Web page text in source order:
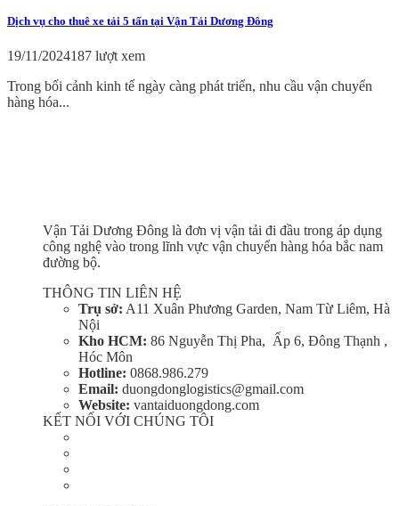
Dịch vụ cho thuê xe tải 5 tấn tại Vận Tải Dương Đông
19/11/2024187 lượt xem
Trong bối cảnh kinh tế ngày càng phát triển, nhu cầu vận chuyển
hàng hóa...
Vận Tải Dương Đông là đơn vị vận tải đi đầu trong áp dụng
công nghệ vào trong lĩnh vực vận chuyển hàng hóa bắc nam
đường bộ.
THÔNG TIN LIÊN HỆ
Trụ sở: A11 Xuân Phương Garden, Nam Từ Liêm, Hà
Nội
Kho HCM: 86 Nguyễn Thị Pha, Ấp 6, Đông Thạnh ,
Hóc Môn
Hotline: 0868.986.279
Email: duongdonglogistics@gmail.com
Website: vantaiduongdong.com
KẾT NỐI VỚI CHÚNG TÔI